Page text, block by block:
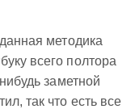
методика
всего полтора
заметной
так что есть все